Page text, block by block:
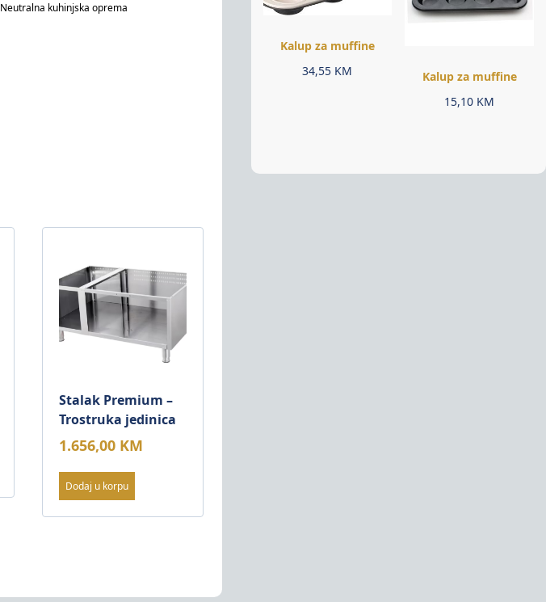
Neutralna kuhinjska oprema
Stalak Premium –
Trostruka jedinica
1.656,00 KM
Dodaj u korpu
Kalup za muffine
34,55 KM
Kalup za muffine
15,10 KM